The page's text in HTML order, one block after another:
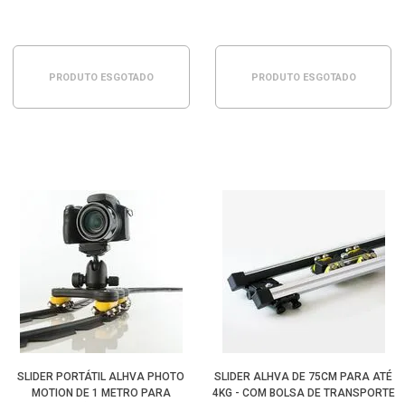
PRODUTO ESGOTADO PRODUTO ESGOTADO
SLIDER PORTÁTIL ALHVA PHOTO
MOTION DE 1 METRO PARA
SLIDER ALHVA DE 75CM PARA ATÉ
4KG - COM BOLSA DE TRANSPORTE